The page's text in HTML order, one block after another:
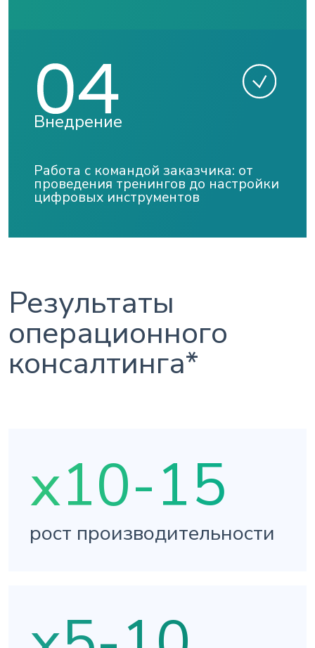
Внедрение
Работа с командой заказчика: от
проведения тренингов до настройки
цифровых инструментов
Результаты
операционного
консалтинга*
х10-15
рост производительности